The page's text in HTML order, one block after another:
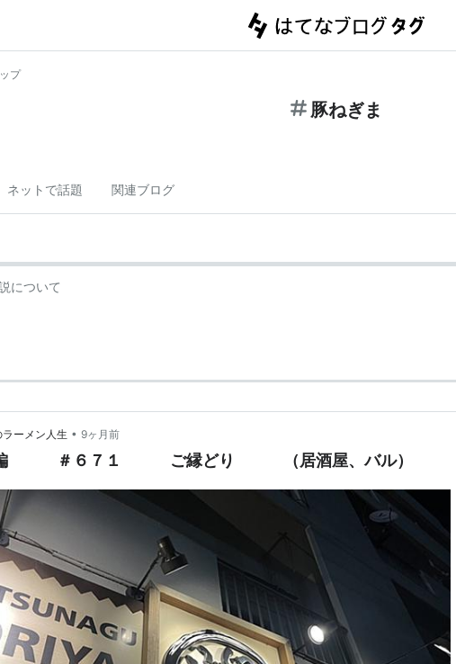
プ
豚ねぎま
ネットで話題 関連ブログ
について
ーメン人生 • 9ヶ月前
編 ＃６７１ ご縁どり （居酒屋、バル）